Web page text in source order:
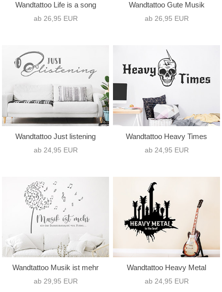
Wandtattoo Life is a song
ab 26,95 EUR
Wandtattoo Gute Musik
ab 26,95 EUR
Wandtattoo Just listening
ab 24,95 EUR
Wandtattoo Heavy Times
ab 24,95 EUR
Wandtattoo Musik ist mehr
ab 29,95 EUR
Wandtattoo Heavy Metal
ab 24,95 EUR